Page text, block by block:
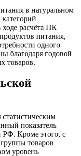
в натуральном
ходе расчёта ПК
питания,
одного
благодаря годовой
товаров.
показатель
РФ. Кроме этого, с
товаров
уровень